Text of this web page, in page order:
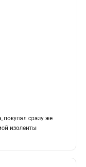
покупал сразу же
изоленты